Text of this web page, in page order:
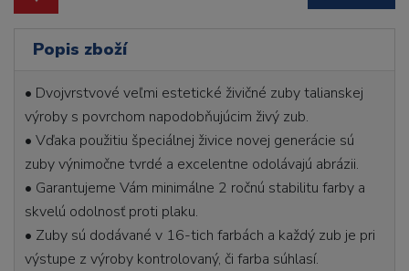
Popis zboží
• Dvojvrstvové veľmi estetické živičné zuby talianskej
výroby s povrchom napodobňujúcim živý zub.
• Vďaka použitiu špeciálnej živice novej generácie sú
zuby výnimočne tvrdé a excelentne odolávajú abrázii.
• Garantujeme Vám minimálne 2 ročnú stabilitu farby a
skvelú odolnosť proti plaku.
• Zuby sú dodávané v 16-tich farbách a každý zub je pri
výstupe z výroby kontrolovaný, či farba súhlasí.